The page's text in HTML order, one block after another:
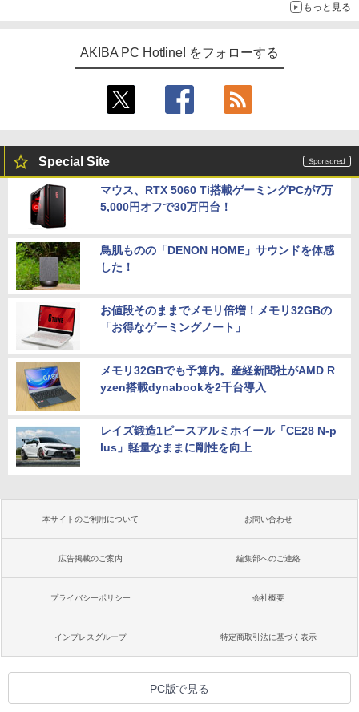
もっと見る
AKIBA PC Hotline! をフォローする
Special Site
マウス、RTX 5060 Ti搭載ゲーミングPCが7万
5,000円オフで30万円台！
鳥肌ものの「DENON HOME」サウンドを体感
した！
お値段そのままでメモリ倍増！メモリ32GBの
「お得なゲーミングノート」
メモリ32GBでも予算内。産経新聞社がAMD R
yzen搭載dynabookを2千台導入
レイズ鍛造1ピースアルミホイール「CE28 N-p
lus」軽量なままに剛性を向上
本サイトのご利用について お問い合わせ
広告掲載のご案内 編集部へのご連絡
プライバシーポリシー 会社概要
インプレスグループ 特定商取引法に基づく表示
PC版で見る